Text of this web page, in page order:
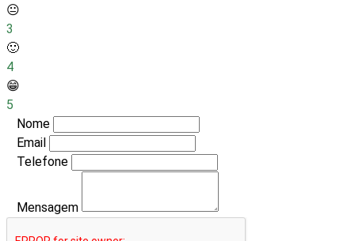
😐
3
🙂
4
😁
5
Nome
Email
Telefone
Mensagem